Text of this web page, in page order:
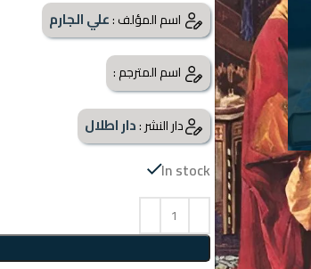
اسم المؤلف :علي الجارم
اسم المترجم :
دار النشر :دار اطلال
In stock